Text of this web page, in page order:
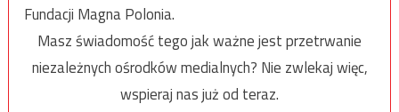
Fundacji Magna Polonia.
Masz świadomość tego jak ważne jest przetrwanie
niezależnych ośrodków medialnych? Nie zwlekaj więc,
wspieraj nas już od teraz.